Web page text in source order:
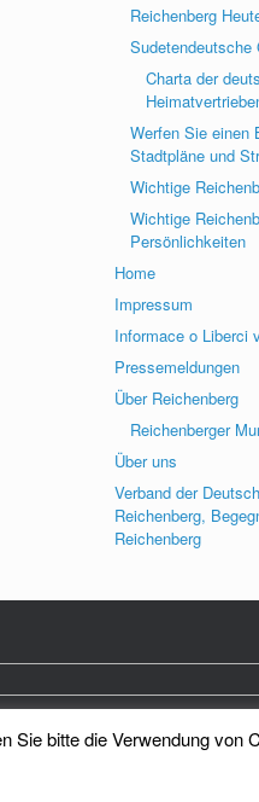
Reichenberg
Sudetendeutsche
Charta der
Werfen Sie
Stadtpläne und
Wichtige
Wichtige
Persönlichkeiten
Home
Impressum
Informace o Liberci
Pressemeldungen
Über Reichenberg
Reichenberger
Über uns
Verband der
Reichenberg,
Reichenberg
bitte die Verwendung von